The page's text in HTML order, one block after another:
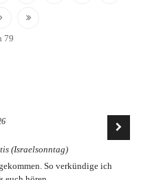
79
(Israelsonntag)
So verkündige ich